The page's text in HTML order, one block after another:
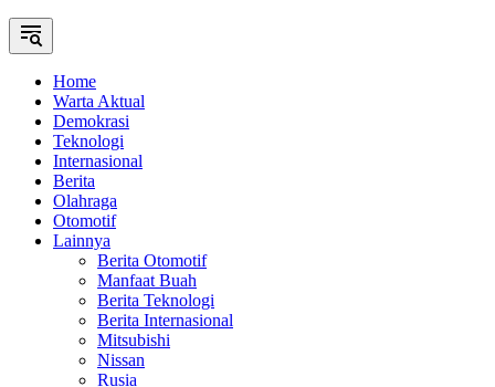
Home
Warta Aktual
Demokrasi
Teknologi
Internasional
Berita
Olahraga
Otomotif
Lainnya
Berita Otomotif
Manfaat Buah
Berita Teknologi
Berita Internasional
Mitsubishi
Nissan
Rusia